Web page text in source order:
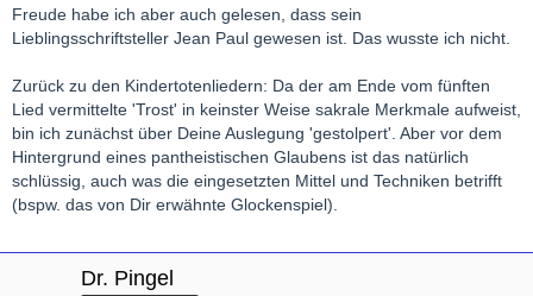
Freude habe ich aber auch gelesen, dass sein
Lieblingsschriftsteller Jean Paul gewesen ist. Das wusste ich nicht.
Zurück zu den Kindertotenliedern: Da der am Ende vom fünften
Lied vermittelte 'Trost' in keinster Weise sakrale Merkmale aufweist,
bin ich zunächst über Deine Auslegung 'gestolpert'. Aber vor dem
Hintergrund eines pantheistischen Glaubens ist das natürlich
schlüssig, auch was die eingesetzten Mittel und Techniken betrifft
(bspw. das von Dir erwähnte Glockenspiel).
Dr. Pingel